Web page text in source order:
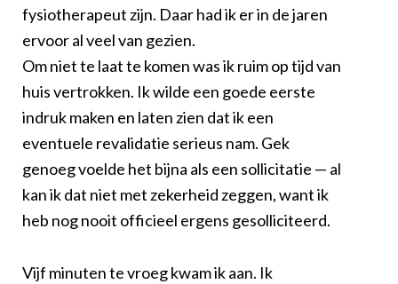
fysiotherapeut zijn. Daar had ik er in de jaren
ervoor al veel van gezien.
Om niet te laat te komen was ik ruim op tijd van
huis vertrokken. Ik wilde een goede eerste
indruk maken en laten zien dat ik een
eventuele revalidatie serieus nam. Gek
genoeg voelde het bijna als een sollicitatie — al
kan ik dat niet met zekerheid zeggen, want ik
heb nog nooit officieel ergens gesolliciteerd.
Vijf minuten te vroeg kwam ik aan. Ik